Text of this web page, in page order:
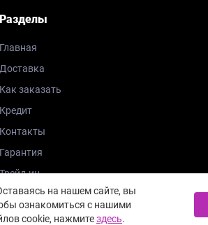
Разделы
Главная
Доставка
Как заказать
Кредит
Контакты
Гарантия
Трейд-ин
Блог
на нашем сайте, вы
ознакомиться с нашими
cookie, нажмитездесь.